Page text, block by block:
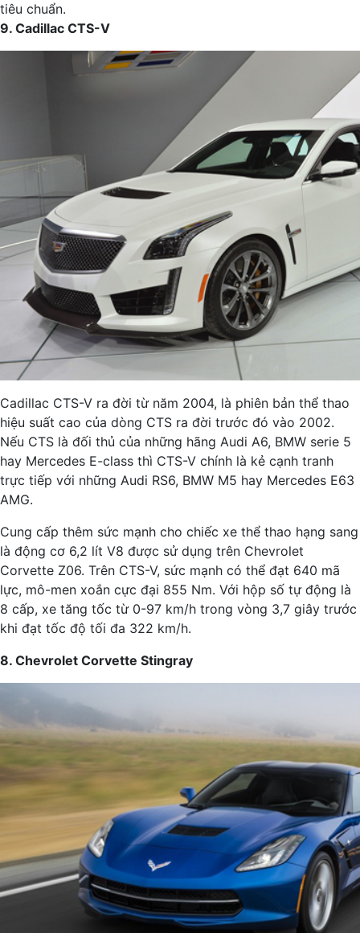
tiêu chuẩn.
9. Cadillac CTS-V
Cadillac CTS-V ra đời từ năm 2004, là phiên bản thể thao
hiệu suất cao của dòng CTS ra đời trước đó vào 2002.
Nếu CTS là đối thủ của những hãng Audi A6, BMW serie 5
hay Mercedes E-class thì CTS-V chính là kẻ cạnh tranh
trực tiếp với những Audi RS6, BMW M5 hay Mercedes E63
AMG.
Cung cấp thêm sức mạnh cho chiếc xe thể thao hạng sang
là động cơ 6,2 lít V8 được sử dụng trên Chevrolet
Corvette Z06. Trên CTS-V, sức mạnh có thể đạt 640 mã
lực, mô-men xoắn cực đại 855 Nm. Với hộp số tự động là
8 cấp, xe tăng tốc từ 0-97 km/h trong vòng 3,7 giây trước
khi đạt tốc độ tối đa 322 km/h.
8. Chevrolet Corvette Stingray